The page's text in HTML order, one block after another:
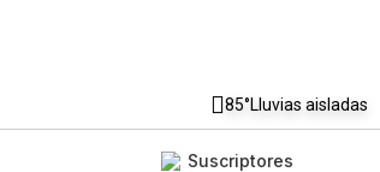
85°Lluvias aisladas
Suscriptores